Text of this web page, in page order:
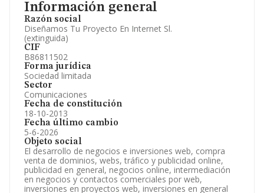
Información general
Razón social
Diseñamos Tu Proyecto En Internet Sl.
(extinguida)
CIF
B86811502
Forma jurídica
Sociedad limitada
Sector
Comunicaciones
Fecha de constitución
18-10-2013
Fecha último cambio
5-6-2026
Objeto social
El desarrollo de negocios e inversiones web, compra
venta de dominios, webs, tráfico y publicidad online,
publicidad en general, negocios online, intermediación
en negocios y contactos comerciales por web,
inversiones en proyectos web, inversiones en general
Artículos de prensa publicados sobre la empresa.
Información oficial y registral complementaria.